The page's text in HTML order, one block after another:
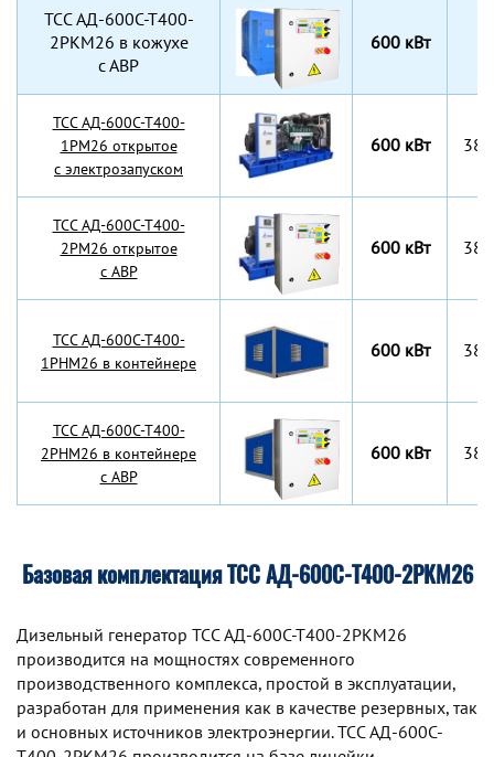
TCC АД-600С-Т400-
2РКМ26 в кожухе
с АВР
600 кВт
TCC АД-600С-Т400-
1РМ26 открытое
с электрозапуском
600 кВт
TCC АД-600С-Т400-
2РМ26 открытое
с АВР
600 кВт
TCC АД-600С-Т400-
1РНМ26 в контейнере
600 кВт
TCC АД-600С-Т400-
2РНМ26 в контейнере
с АВР
600 кВт
Базовая комплектация ТСС АД-600С-Т400-2РКМ26
Дизельный генератор TCC АД-600С-Т400-2РКМ26
производится на мощностях современного
производственного комплекса, простой в эксплуатации,
разработан для применения как в качестве резервных, так
и основных источников электроэнергии. TCC АД-600С-